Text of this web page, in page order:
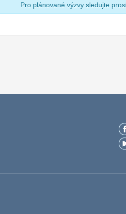
Pro plánované výzvy sledujte